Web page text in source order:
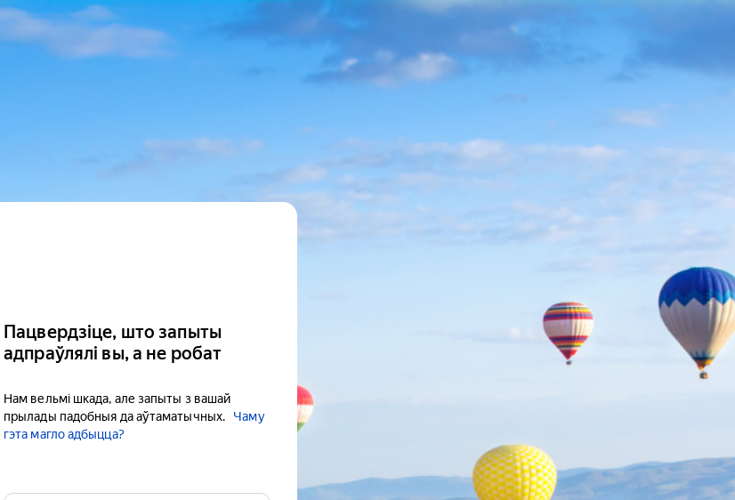
Пацвердзіце, што запыты
адпраўлялі вы, а не робат
Нам вельмі шкада, але запыты з вашай
прылады падобныя да аўтаматычных.
Чаму
гэта магло адбыцца?